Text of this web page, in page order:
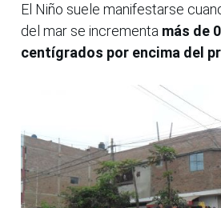
El Niño suele manifestarse
del mar se incrementa más de
centígrados por encima del